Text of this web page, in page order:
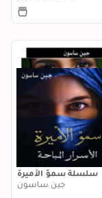
سلسلة سموّ الأميرة
جين ساسون